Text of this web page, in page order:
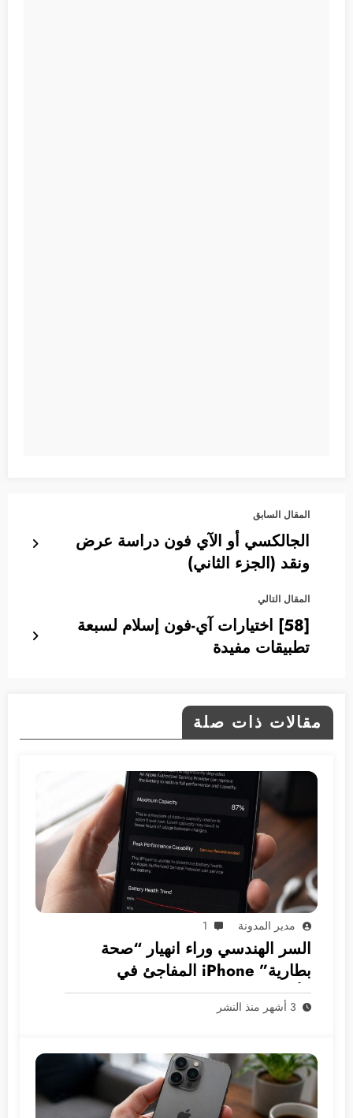
المقال السابق
الجالكسي أو الآي فون دراسة عرض
ونقد (الجزء الثاني)
المقال التالي
[58] اختيارات آي-فون إسلام لسبعة
تطبيقات مفيدة
مقالات ذات صلة
مدير المدونة 1
السر الهندسي وراء انهيار “صحة
بطارية” iPhone المفاجئ في
الأسواق العربية
3 أشهر منذ النشر